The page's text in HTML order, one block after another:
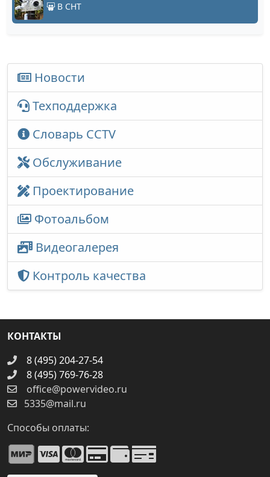
В СНТ
Новости
Техподдержка
Словарь CCTV
Обслуживание
Проектирование
Фотоальбом
Видеогалерея
Контроль качества
КОНТАКТЫ
8 (495) 204-27-54
8 (495) 769-76-28
office@powervideo.ru
5335@mail.ru
Способы оплаты: